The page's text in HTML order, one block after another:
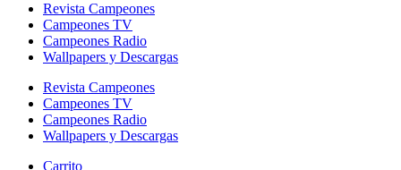
Revista Campeones
Campeones TV
Campeones Radio
Wallpapers y Descargas
Revista Campeones
Campeones TV
Campeones Radio
Wallpapers y Descargas
Carrito